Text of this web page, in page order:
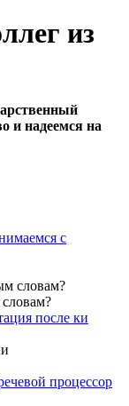
из
и надеемся на
с
после ки
процессор